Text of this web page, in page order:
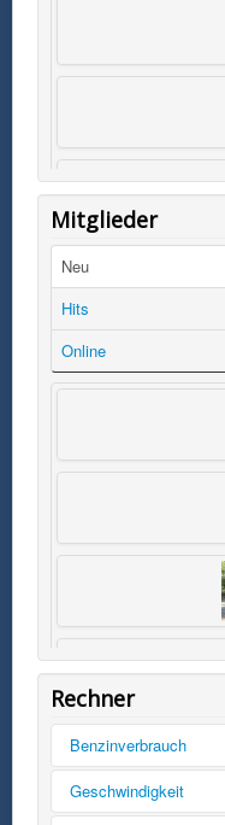
Mitglieder
Neu
Hits
Online
Rechner
Benzinverbrauch
Tankinhalt
Geschwindigkeit